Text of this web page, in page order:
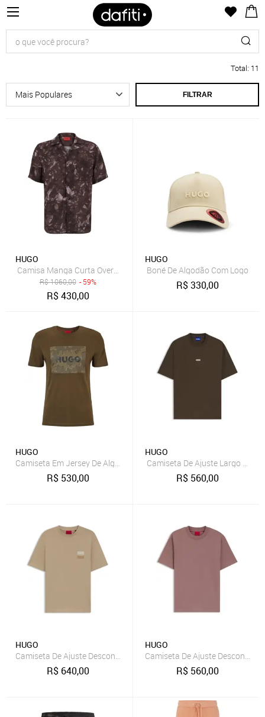
Total: 11
FILTRAR
HUGO
Camisa Manga Curta Oversized Com Estampa Floral
R$1060,00 - 59%
R$430,00
HUGO
Boné De Algodão Com Logo
R$330,00
HUGO
Camiseta Em Jersey De Algodão Com Logo Camuflado
R$ 530,00
HUGO
Camiseta De Ajuste Largo Em
R$ 560,00
HUGO
Camiseta De Ajuste Descontraído Em Algodão Com Logo
R$ 640,00
HUGO
Camiseta De Ajuste
R$ 560,00